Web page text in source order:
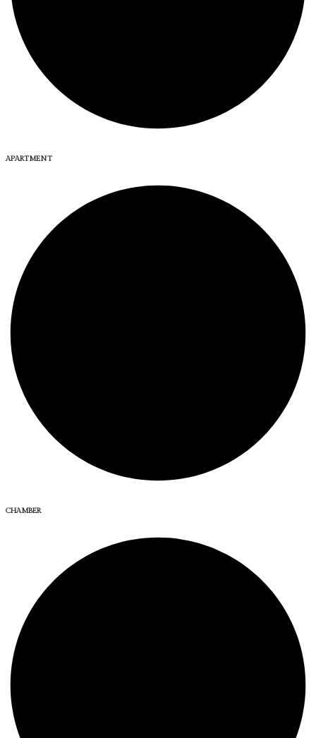
APARTMENT
CHAMBER